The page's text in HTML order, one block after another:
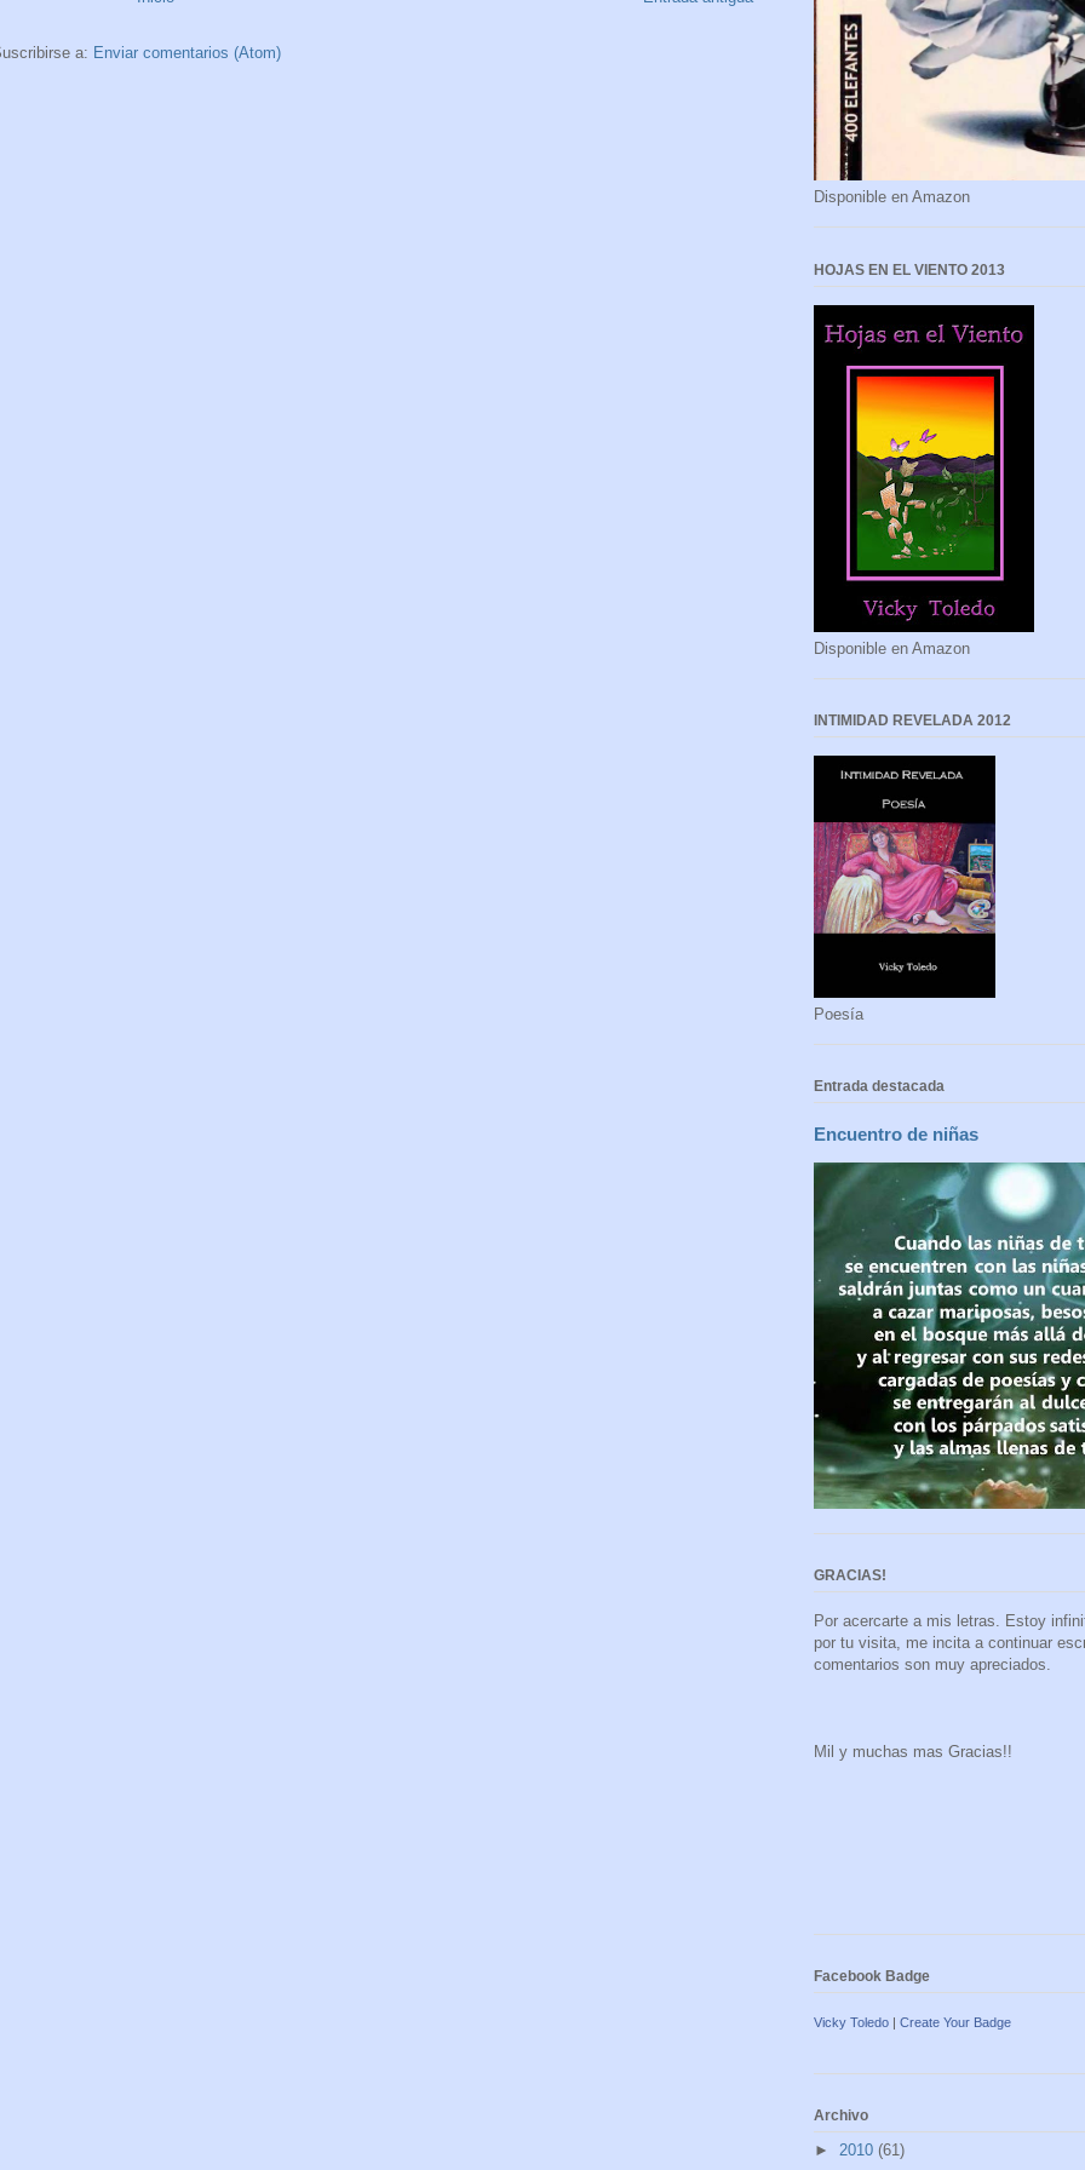
a: Enviar comentarios (Atom)
Disponible en Amazon
HOJAS EN EL VIENTO 2013
Disponible en Amazon
INTIMIDAD REVELADA 2012
Poesía
Entrada destacada
Encuentro de niñas
GRACIAS!
Por acercarte a mis letras. Estoy
por tu visita, me incita a continuar
comentarios son muy apreciados.
Mil y muchas mas Gracias!!
Facebook Badge
Vicky Toledo | Create Your Badge
Archivo
► 2010 (61)